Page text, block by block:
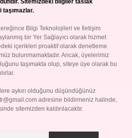
Sitemizdeki bilgiler taslak
Bilgi Teknolojileri ve İletişim
bir Yer Sağlayıcı olarak hizmet
içerikleri proaktif olarak denetleme
bulunmamaktadır. Ancak, üyelerimiz
taşımakta olup, siteye üye olarak bu
aykırı olduğunu düşündüğünüz
adresine bildirmeniz halinde,
sitemizden kaldırılacaktır.